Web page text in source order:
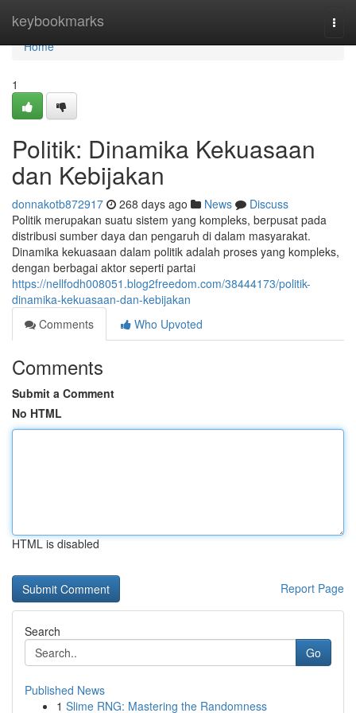
keybookmarks
Home
Home
1
Politik: Dinamika Kekuasaan
dan Kebijakan
donnakotb872917 268 days ago News
Discuss
Politik merupakan suatu sistem yang kompleks, berpusat pada
distribusi sumber daya dan pengaruh di dalam masyarakat.
Dinamika kekuasaan dalam politik adalah proses yang kompleks,
dengan berbagai aktor seperti partai
https://nellfodh008051.blog2freedom.com/38444173/politik-
dinamika-kekuasaan-dan-kebijakan
Comments
Who Upvoted
Comments
Submit a Comment
No HTML
HTML is disabled
Report Page
Search
Go
Published News
1 Slime RNG: Mastering the Randomness